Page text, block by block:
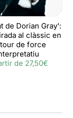
de Dorian Gray':
al clàssic en
de force
de 27,50€